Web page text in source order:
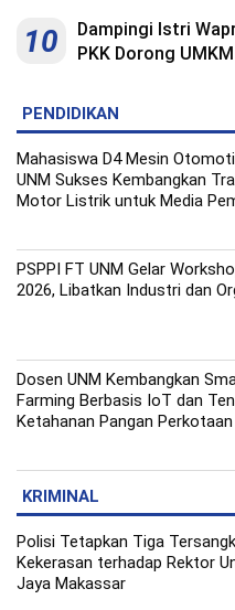
10
Dampingi Istri
PKK Dorong
PENDIDIKAN
Mahasiswa D4 Mesin
UNM Sukses Kembangkan
Motor Listrik untuk Media
PSPPI FT UNM Gelar
2026, Libatkan Industri dan
Dosen UNM Kembangkan
Farming Berbasis IoT dan
Ketahanan Pangan Perkotaan
KRIMINAL
Polisi Tetapkan Tiga
Kekerasan terhadap Rektor
Jaya Makassar